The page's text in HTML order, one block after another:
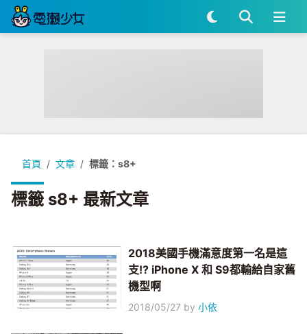
首頁 文章 標籤：s8+
標籤 s8+ 最新文章
2018美國手機滿意度第一名是這
支!? iPhone X 和 S9都輸給自家舊
機型啊
2018/05/27 by小依